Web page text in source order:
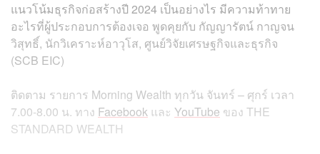
แนวโน้มธุรกิจก่อสร้างปี 2024 เป็นอย่างไร มีความท้าทาย
อะไรที่ผู้ประกอบการต้องเจอ พูดคุยกับ กัญญารัตน์ กาญจน
วิสุทธิ์, นักวิเคราะห์อาวุโส, ศูนย์วิจัยเศรษฐกิจและธุรกิจ
(SCB EIC)
ติดตาม รายการ Morning Wealth ทุกวัน จันทร์ – ศุกร์ เวลา
7.00-8.00 น. ทาง Facebook และ YouTube ของ THE
STANDARD WEALTH